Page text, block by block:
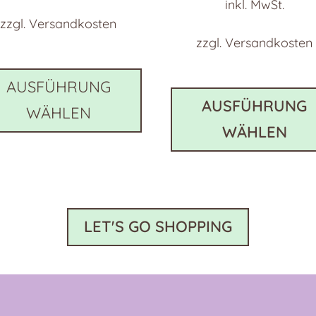
zzgl.Versandkosten
AUSFÜHRUNG
WÄHLEN
Varianten
können
auf
der
inkl. MwSt.
zzgl.Versandkosten
AUSFÜHRUNG
WÄHLEN
LET'S GO SHOPPING